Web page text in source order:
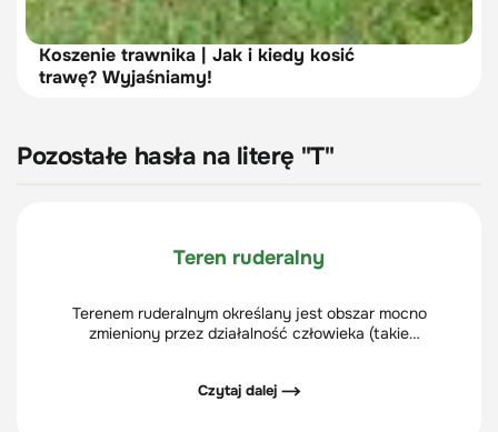
Koszenie trawnika | Jak i kiedy kosić
trawę? Wyjaśniamy!
Pozostałe hasła na literę "T"
Teren ruderalny
Terenem ruderalnym określany jest obszar mocno
zmieniony przez działalność człowieka (takie
Czytaj dalej ⟶